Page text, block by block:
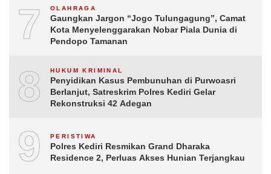
7 OLAHRAGA
Gaungkan Jargon “Jogo Tulungagung”, Camat
Kota Menyelenggarakan Nobar Piala Dunia di
Pendopo Tamanan
8 HUKUM KRIMINAL
Penyidikan Kasus Pembunuhan di Purwoasri
Berlanjut, Satreskrim Polres Kediri Gelar
Rekonstruksi 42 Adegan
9 PERISTIWA
Polres Kediri Resmikan Grand Dharaka
Residence 2, Perluas Akses Hunian Terjangkau